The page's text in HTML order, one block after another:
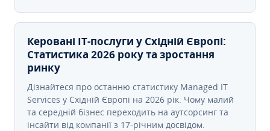
Керовані ІТ-послуги у Східній Європі:
Статистика 2026 року та зростання
ринку
Дізнайтеся про останню статистику Managed IT
Services у Східній Європі на 2026 рік. Чому малий
та середній бізнес переходить на аутсорсинг та
інсайти від компанії з 17-річним досвідом.